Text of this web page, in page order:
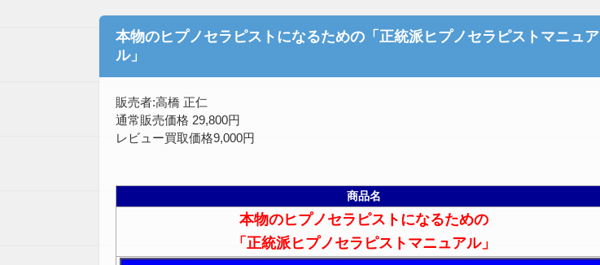
本物のヒプノセラピストになるための「正統派ヒプノセラピストマニュア
ル」
販売者:高橋 正仁
通常販売価格 29,800円
レビュー買取価格9,000円
商品名
本物のヒプノセラピストになるための
「正統派ヒプノセラピストマニュアル」